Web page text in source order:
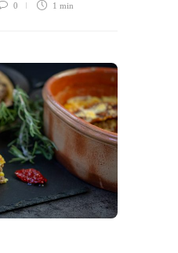
0 1 min